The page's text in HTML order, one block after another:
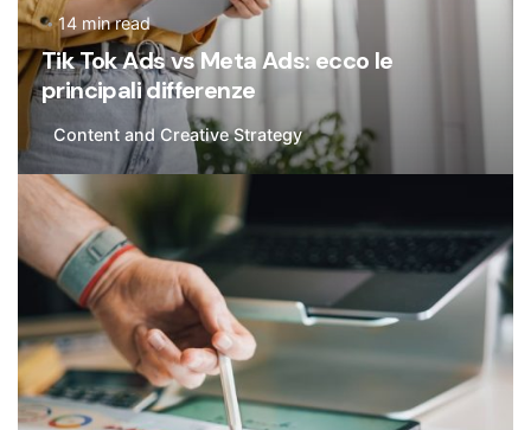
14 min read
Tik Tok Ads vs Meta Ads: ecco le
principali differenze
Content and Creative Strategy
Posted by
Flavia De Michetti